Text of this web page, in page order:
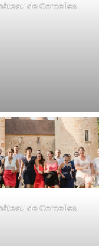
de Corcelles
de Corcelles